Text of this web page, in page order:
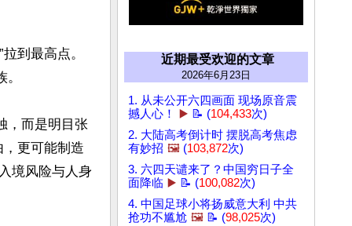
到最高点。
，而是明目张
，更可能制造
境风险与人身
近期最受欢迎的文章
2026年6月23日
1. 从未公开六四画面 现场原音震
撼人心！
▶️ 📝 (104,433次)
2. 大陆高考倒计时 摆脱高考焦虑
有妙招 🖼️ (103,872次)
3. 六四天谴来了？中国穷日子全
面降临 ▶️ 📝 (100,082次)
4. 中国足球小将扬威意大利 中共
抢功不尴尬 🖼️ 📝 (98,025次)